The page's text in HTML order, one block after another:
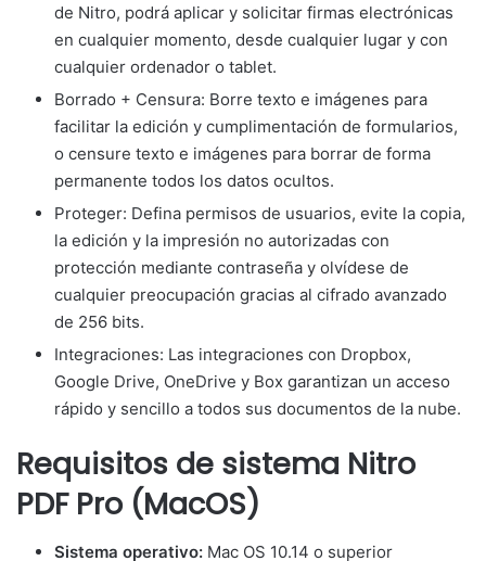
de Nitro, podrá aplicar y solicitar firmas electrónicas
en cualquier momento, desde cualquier lugar y con
cualquier ordenador o tablet.
Borrado + Censura: Borre texto e imágenes para
facilitar la edición y cumplimentación de formularios,
o censure texto e imágenes para borrar de forma
permanente todos los datos ocultos.
Proteger: Defina permisos de usuarios, evite la copia,
la edición y la impresión no autorizadas con
protección mediante contraseña y olvídese de
cualquier preocupación gracias al cifrado avanzado
de 256 bits.
Integraciones: Las integraciones con Dropbox,
Google Drive, OneDrive y Box garantizan un acceso
rápido y sencillo a todos sus documentos de la nube.
Requisitos de sistema Nitro
PDF Pro (MacOS)
Sistema operativo: Mac OS 10.14 o superior